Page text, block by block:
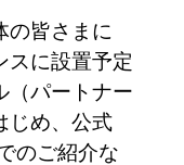
の皆さまに
スに設置予定
（パートナー
じめ、公式
のご紹介な